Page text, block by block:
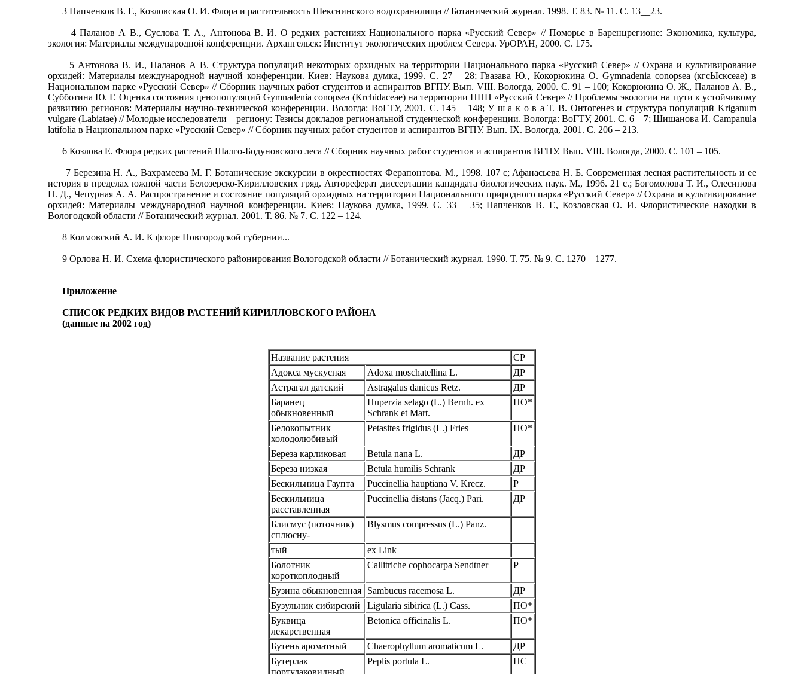
3 Папченков В. Г., Козловская О. И. Флора и растительность Шекснинского водохранилища // Ботанический журнал. 1998. Т. 83. № 11. С. 13__23.
4 Паланов А В., Суслова Т. А., Антонова В. И. О редких растениях Национального парка «Русский Север» // Поморье в Баренцрегионе: Экономика, культура,
экология: Материалы международной конференции. Архангельск: Институт экологических проблем Севера. УрОРАН, 2000. С. 175.
5 Антонова В. И., Паланов А В. Структура популяций некоторых орхидных на территории Национального парка «Русский Север» // Охрана и культивирование
орхидей: Материалы международной научной конференции. Киев: Наукова думка, 1999. С. 27 – 28; Гвазава Ю., Кокорюкина О. Gymnadenia conopsea (кгсЫсксеае) в
Национальном парке «Русский Север» // Сборник научных работ студентов и аспирантов ВГПУ. Вып. VIII. Вологда, 2000. С. 91 – 100; Кокорюкина О. Ж., Паланов А. В.,
Субботина Ю. Г. Оценка состояния ценопопуляций Gymnadenia conopsea (Krchidaceae) на территории НПП «Русский Север» // Проблемы экологии на пути к устойчивому
развитию регионов: Материалы научно-технической конференции. Вологда: ВоГТУ, 2001. С. 145 – 148; У ш а к о в а Т. В. Онтогенез и структура популяций Kriganum
vulgare (Labiatae) // Молодые исследователи – региону: Тезисы докладов региональной студенческой конференции. Вологда: ВоГТУ, 2001. С. 6 – 7; Шишанова И. Campanula
latifolia в Национальном парке «Русский Север» // Сборник научных работ студентов и аспирантов ВГПУ. Вып. IX. Вологда, 2001. С. 206 – 213.
6 Козлова Е. Флора редких растений Шалго-Бодуновского леса // Сборник научных работ студентов и аспирантов ВГПУ. Вып. VIII. Вологда, 2000. С. 101 – 105.
7 Березина Н. А., Вахрамеева М. Г. Ботанические экскурсии в окрестностях Ферапонтова. М., 1998. 107 с; Афанасьева Н. Б. Современная лесная растительность и ее
история в пределах южной части Белозерско-Кирилловских гряд. Автореферат диссертации кандидата биологических наук. М., 1996. 21 с.; Богомолова Т. И., Олесинова
Н. Д., Чепурная А. А. Распространение и состояние популяций орхидных на территории Национального природного парка «Русский Север» // Охрана и культивирование
орхидей: Материалы международной научной конференции. Киев: Наукова думка, 1999. С. 33 – 35; Папченков В. Г., Козловская О. И. Флористические находки в
Вологодской области // Ботанический журнал. 2001. Т. 86. № 7. С. 122 – 124.
8 Колмовский А. И. К флоре Новгородской губернии...
9 Орлова Н. И. Схема флористического районирования Вологодской области // Ботанический журнал. 1990. Т. 75. № 9. С. 1270 – 1277.
Приложение
СПИСОК РЕДКИХ ВИДОВ РАСТЕНИЙ КИРИЛЛОВСКОГО РАЙОНА
(данные на 2002 год)
Название растения
СР
Адокса мускусная
Adoxa moschatellina L.
ДР
Астрагал датский
Astragalus danicus Retz.
ДР
Баранец
обыкновенный
Huperzia selago (L.) Bernh. ex
Schrank et Mart.
ПО*
Белокопытник
холодолюбивый
Petasites frigidus (L.) Fries ПО*
Береза карликовая Betula nana L.
ДР
Береза низкая
Betula humilis Schrank
ДР
Бескильница Гаупта
Puccinellia hauptiana V. Krecz.
Р
Бескильница
расставленная
Puccinellia distans (Jacq.) Pari. ДР
Блисмус (поточник)
сплюсну-
Blysmus compressus (L.) Panz.
тый
ex Link
Болотник
короткоплодный
Callitriche cophocarpa Sendtner Р
Бузина обыкновенная Sambucus racemosa L.
ДР
Бузульник сибирский
Ligularia sibirica (L.) Cass.
ПО*
Буквица
лекарственная
Betonica officinalis L. ПО*
Бутень ароматный Chaerophyllum aromaticum L.
ДР
Бутерлак
портулаковидный
Peplis portula L. HC